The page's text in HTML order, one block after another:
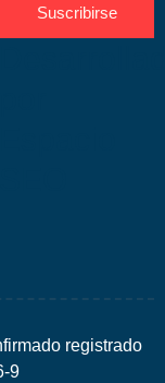
Suscribirse
registrado
9